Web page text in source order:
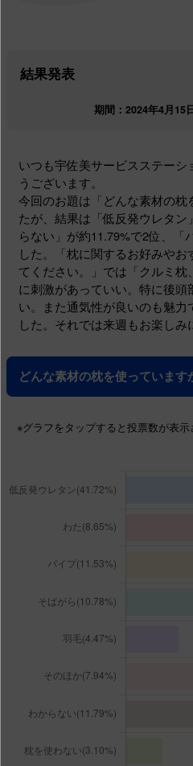
結果発表
期間：2024年4月15
いつも宇佐美サービスステーシ
うございます。
今回のお題は「どんな素材の枕
たが、結果は「低反発ウレタ
らない」が約11.79%で2位、「
した。「枕に関するお好みやお
てください。」では「クルミ
に刺激があっていい。特に後頭
い。また通気性が良いのも魅力
した。それでは来週もお楽しみ
どんな素材の枕を使っています
※グラフ をタップする と投票数が表示